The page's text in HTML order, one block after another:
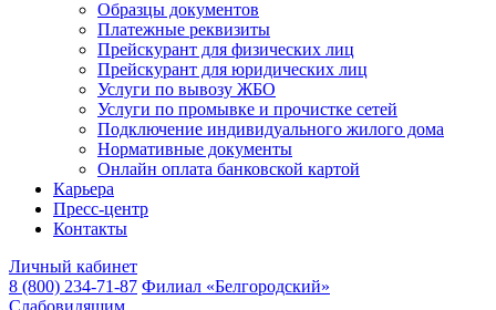
Образцы документов
Платежные реквизиты
Прейскурант для физических лиц
Прейскурант для юридических лиц
Услуги по вывозу ЖБО
Услуги по промывке и прочистке сетей
Подключение индивидуального жилого дома
Нормативные документы
Онлайн оплата банковской картой
Карьера
Пресс-центр
Контакты
Личный кабинет
8 (800) 234-71-87 Филиал «Белгородский»
Слабовидящим